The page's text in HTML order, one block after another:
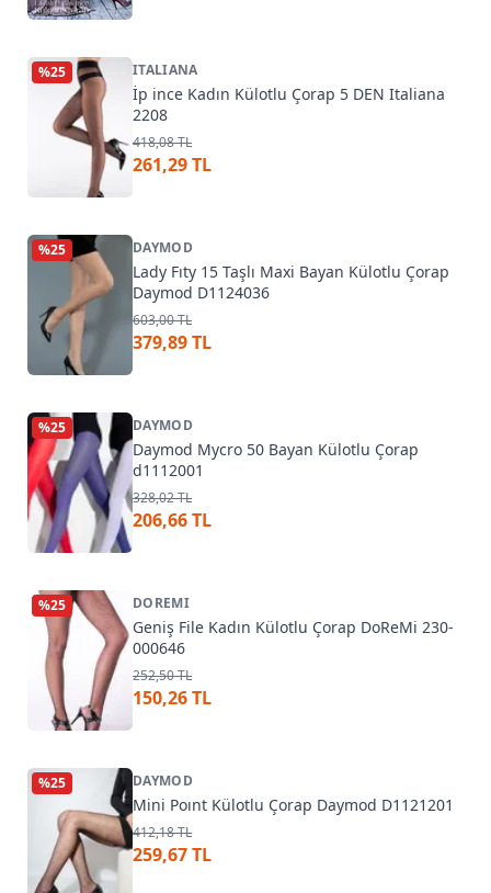
%25 ITALIANA
İp ince Kadın Külotlu Çorap 5 DEN Italiana
2208
418,08 TL
261,29 TL
%25 DAYMOD
Lady Fıty 15 Taşlı Maxi Bayan Külotlu Çorap
Daymod D1124036
603,00 TL
379,89 TL
%25 DAYMOD
Daymod Mycro 50 Bayan Külotlu Çorap
d1112001
328,02 TL
206,66 TL
%25 DOREMI
Geniş File Kadın Külotlu Çorap DoReMi 230-
000646
252,50 TL
150,26 TL
%25 DAYMOD
Mini Poınt Külotlu Çorap Daymod D1121201
412,18 TL
259,67 TL